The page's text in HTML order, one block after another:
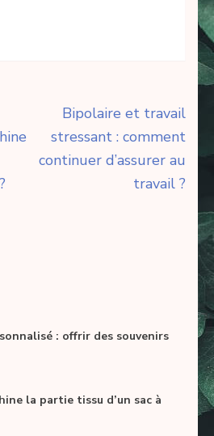
Bipolaire et travail
stressant : comment
continuer d’assurer au
travail ?
: offrir des souvenirs
la partie tissu d’un sac à